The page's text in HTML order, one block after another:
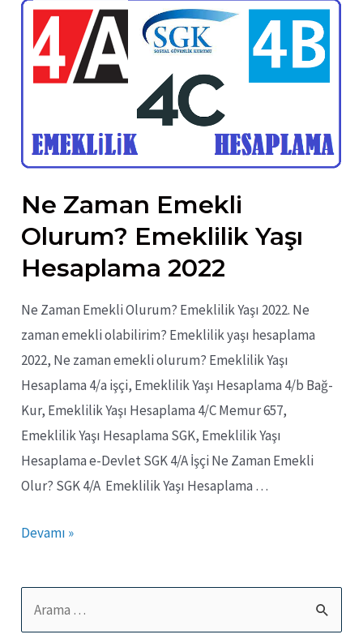
Ne Zaman Emekli
Olurum? Emeklilik Yaşı
Hesaplama 2022
Ne Zaman Emekli Olurum? Emeklilik Yaşı 2022. Ne
zaman emekli olabilirim? Emeklilik yaşı hesaplama
2022, Ne zaman emekli olurum? Emeklilik Yaşı
Hesaplama 4/a işçi, Emeklilik Yaşı Hesaplama 4/b Bağ-
Kur, Emeklilik Yaşı Hesaplama 4/C Memur 657,
Emeklilik Yaşı Hesaplama SGK, Emeklilik Yaşı
Hesaplama e-Devlet SGK 4/A İşçi Ne Zaman Emekli
Olur? SGK 4/A Emeklilik Yaşı Hesaplama …
Ne
Emekli
Olurum?
Emeklilik
Devamı »
e